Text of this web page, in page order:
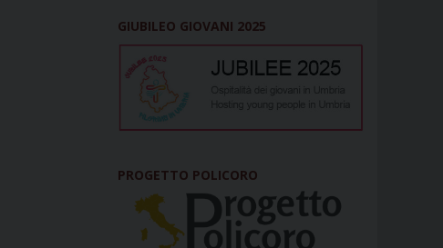
GIUBILEO GIOVANI 2025
PROGETTO POLICORO